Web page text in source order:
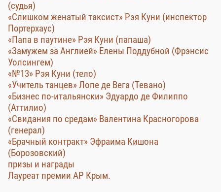
(судья)
«Слишком женатый таксист» Рэя Куни (инспектор
Портерхаус)
«Папа в паутине» Рэя Куни (папаша)
«Замужем за Англией» Елены Поддубной (Фрэнсис
Уолсингем)
«№13» Рэя Куни (тело)
«Учитель танцев» Лопе де Вега (Тевано)
«Бизнес по-итальянски» Эдуардо де Филиппо
(Аттилио)
«Свидания по средам» Валентина Красногорова
(генерал)
«Брачный контракт» Эфраима Кишона
(Борозовский)
призы и награды
Лауреат премии АР Крым.